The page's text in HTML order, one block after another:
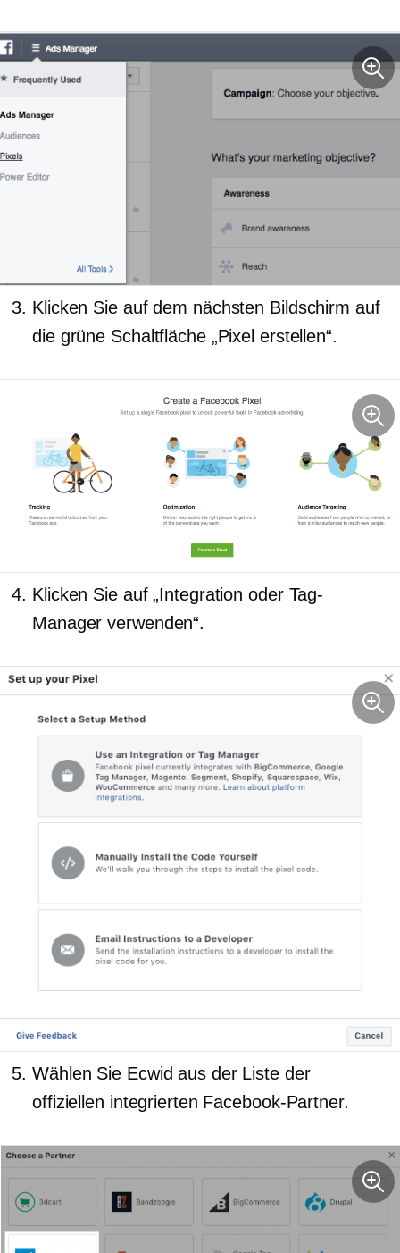
Klicken Sie auf dem nächsten Bildschirm auf
die grüne Schaltfläche „Pixel erstellen“.
Klicken Sie auf „Integration oder Tag-
Manager verwenden“.
Wählen Sie Ecwid aus der Liste der
offiziellen integrierten Facebook-Partner.